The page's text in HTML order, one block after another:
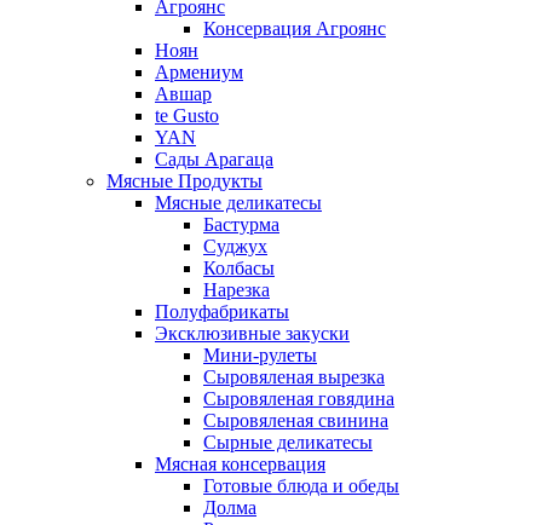
Агроянс
Консервация Агроянс
Ноян
Армениум
Авшар
te Gusto
YAN
Сады Арагаца
Мясные Продукты
Мясные деликатесы
Бастурма
Суджух
Колбасы
Нарезка
Полуфабрикаты
Эксклюзивные закуски
Мини-рулеты
Сыровяленая вырезка
Сыровяленая говядина
Сыровяленая свинина
Сырные деликатесы
Мясная консервация
Готовые блюда и обеды
Долма